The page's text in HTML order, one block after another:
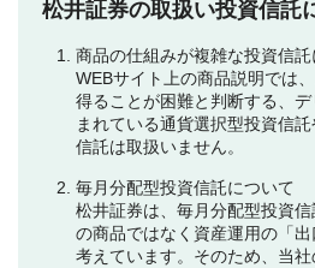
松井証券の取扱い投資信託
商品の仕組みが複雑な投資信託
WEBサイト上の商品説明では
得ることが困難と判断する、
まれている通貨選択型投資信
信託は取扱いません。
毎月分配型投資信託について
松井証券は、毎月分配型投資
の商品ではなく資産運用の「
考えています。そのため、当